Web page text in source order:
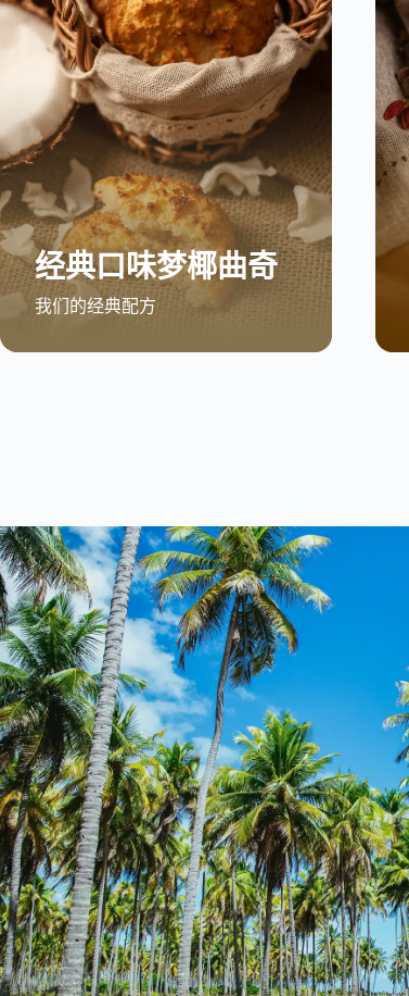
经典口味梦椰曲奇
我们的经典配方